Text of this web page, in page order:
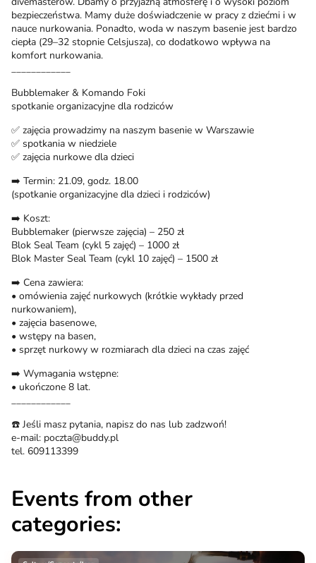
bezpieczeństwa. Mamy duże doświadczenie w pracy z dziećmi i w
nauce nurkowania. Ponadto, woda w naszym basenie jest bardzo
ciepła (29–32 stopnie Celsjusza), co dodatkowo wpływa na
komfort nurkowania.
____________
Bubblemaker & Komando Foki
spotkanie organizacyjne dla rodziców
✅ zajęcia prowadzimy na naszym basenie w Warszawie
✅ spotkania w niedziele
✅ zajęcia nurkowe dla dzieci
➡️ Termin: 21.09, godz. 18.00
(spotkanie organizacyjne dla dzieci i rodziców)
➡️ Koszt:
Bubblemaker (pierwsze zajęcia) – 250 zł
Blok Seal Team (cykl 5 zajęć) – 1000 zł
Blok Master Seal Team (cykl 10 zajęć) – 1500 zł
➡️ Cena zawiera:
• omówienia zajęć nurkowych (krótkie wykłady przed
nurkowaniem),
• zajęcia basenowe,
• wstępy na basen,
• sprzęt nurkowy w rozmiarach dla dzieci na czas zajęć
➡️ Wymagania wstępne:
• ukończone 8 lat.
____________
☎️ Jeśli masz pytania, napisz do nas lub zadzwoń!
e-mail: poczta@buddy.pl
tel. 609113399
Events from other
categories: